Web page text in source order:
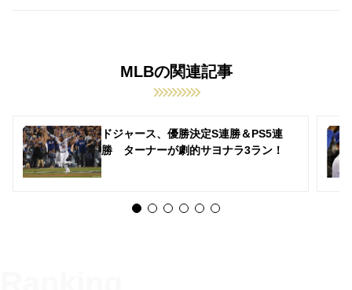
MLBの関連記事
ドジャース、優勝決定S連勝＆PS5連
勝 ターナーが劇的サヨナラ3ラン！